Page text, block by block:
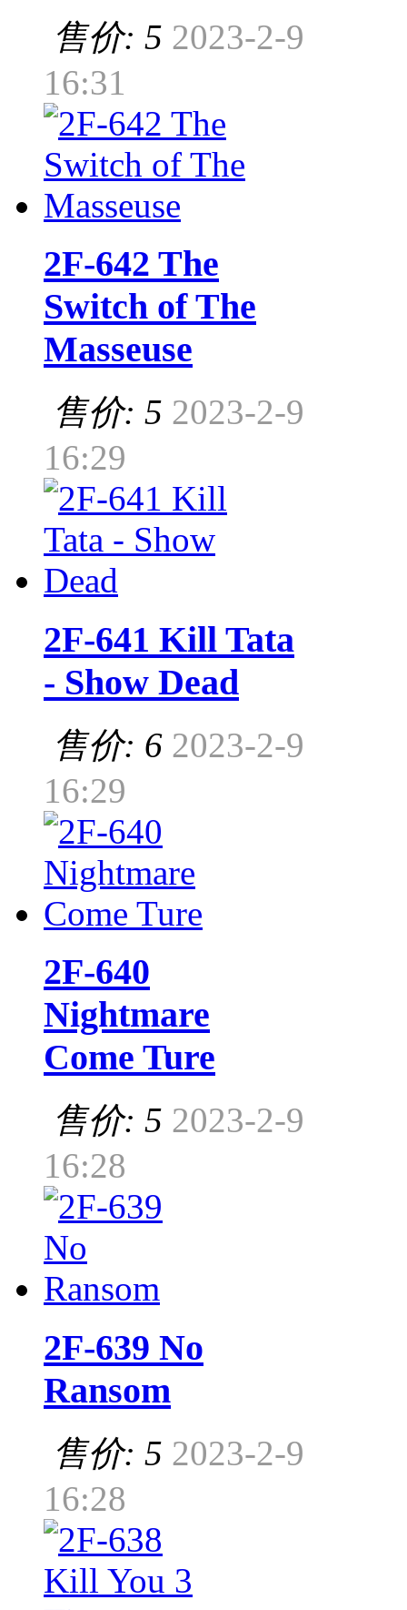
售价: 5 2023-2-9
16:31
2F-642 The
Switch of The
Masseuse
售价: 5 2023-2-9
16:29
2F-641 Kill Tata
- Show Dead
售价: 6 2023-2-9
16:29
2F-640
Nightmare
Come Ture
售价: 5 2023-2-9
16:28
2F-639 No
Ransom
售价: 5 2023-2-9
16:28